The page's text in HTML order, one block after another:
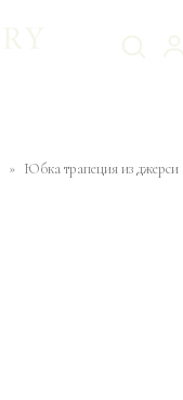
Юбка трапеция из джерси